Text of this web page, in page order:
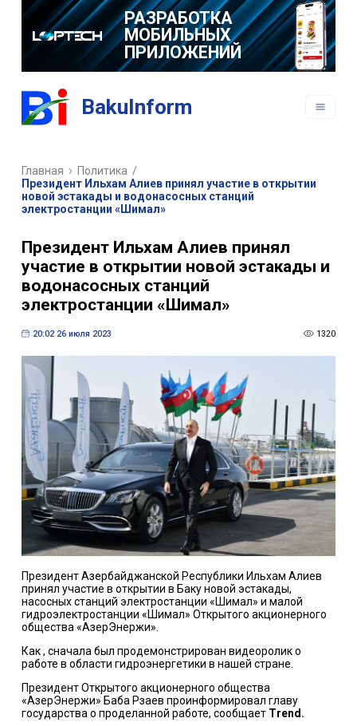
РАЗРАБОТКА
ВЕБ САЙТОВ
МОБИЛЬНЫХ
BakuInform
Главная Политика /
Президент Ильхам Алиев принял участие в открытии
новой эстакады и водонасосных станций
электростанции «Шимал»
Президент Ильхам Алиев принял
участие в открытии новой эстакады и
водонасосных станций
электростанции «Шимал»
20:02 26 июля 2023 1320
Президент Азербайджанской Республики Ильхам Алиев
принял участие в открытии в Баку новой эстакады,
насосных станций электростанции «Шимал» и малой
гидроэлектростанции «Шимал» Открытого акционерного
общества «АзерЭнержи».
Как , сначала был продемонстрирован видеоролик о
работе в области гидроэнергетики в нашей стране.
Президент Открытого акционерного общества
«АзерЭнержи» Баба Рзаев проинформировал главу
государства о проделанной работе, сообщаетTrend.